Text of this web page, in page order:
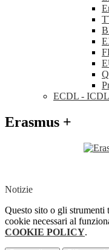
ECDL - ICDL
Erasmus +
Notizie
Questo sito o gli strumenti
cookie necessari al
COOKIE POLICY.